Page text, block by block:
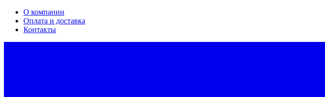
О компании
Оплата и доставка
Контакты